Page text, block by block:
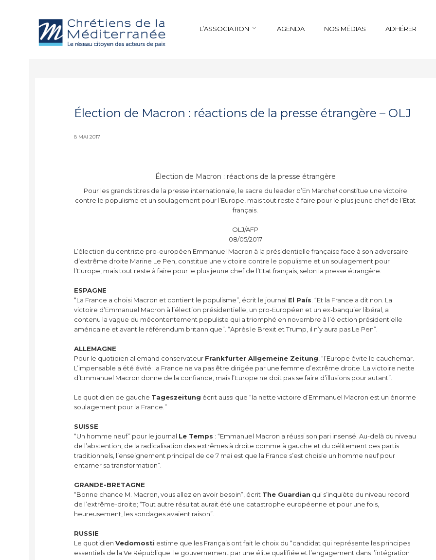
L’ASSOCIATION AGENDA NOS MÉDIAS ADHÉRER
Élection de Macron : réactions de la presse étrangère – OLJ
8 MAI 2017
Élection de Macron : réactions de la presse étrangère
Pour les grands titres de la presse internationale, le sacre du leader d’En Marche! constitue une victoire
contre le populisme et un soulagement pour l’Europe, mais tout reste à faire pour le plus jeune chef de l’Etat
français.
OLJ/AFP
08/05/2017
L’élection du centriste pro-européen Emmanuel Macron à la présidentielle française face à son adversaire
d’extrême droite Marine Le Pen, constitue une victoire contre le populisme et un soulagement pour
l’Europe, mais tout reste à faire pour le plus jeune chef de l’Etat français, selon la presse étrangère.
ESPAGNE
“La France a choisi Macron et contient le populisme”, écrit le journal El País . “Et la France a dit non. La
victoire d’Emmanuel Macron à l’élection présidentielle, un pro-Européen et un ex-banquier libéral, a
contenu la vague du mécontentement populiste qui a triomphé en novembre à l’élection présidentielle
américaine et avant le référendum britannique”. “Après le Brexit et Trump, il n’y aura pas Le Pen”.
ALLEMAGNE
Pour le quotidien allemand conservateur Frankfurter Allgemeine Zeitung , “l’Europe évite le cauchemar.
L’impensable a été évité: la France ne va pas être dirigée par une femme d’extrême droite. La victoire nette
d’Emmanuel Macron donne de la confiance, mais l’Europe ne doit pas se faire d’illusions pour autant”.
Le quotidien de gauche Tageszeitung écrit aussi que “la nette victoire d’Emmanuel Macron est un énorme
soulagement pour la France.”
SUISSE
“Un homme neuf” pour le journal Le Temps : “Emmanuel Macron a réussi son pari insensé. Au-delà du niveau
de l’abstention, de la radicalisation des extrêmes à droite comme à gauche et du délitement des partis
traditionnels, l’enseignement principal de ce 7 mai est que la France s’est choisie un homme neuf pour
entamer sa transformation”.
GRANDE-BRETAGNE
“Bonne chance M. Macron, vous allez en avoir besoin”, écrit The Guardian qui s’inquiète du niveau record
de l’extrême-droite; “Tout autre résultat aurait été une catastrophe européenne et pour une fois,
heureusement, les sondages avaient raison”.
RUSSIE
Le quotidien Vedomosti estime que les Français ont fait le choix du “candidat qui représente les principes
essentiels de la Ve République: le gouvernement par une élite qualifiée et l’engagement dans l’intégration